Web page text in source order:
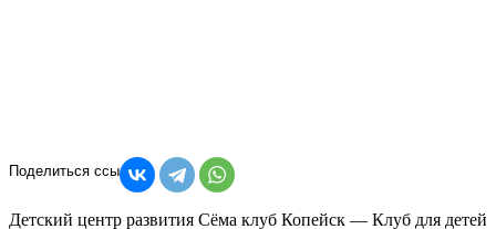
Детский центр развития Сёма клуб Копейск — Клуб для детей